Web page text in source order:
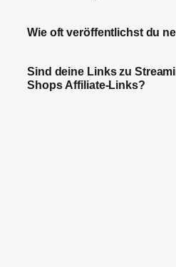
Wie oft veröffentlichst du
Sind deine Links zu
Shops Affiliate-Links?